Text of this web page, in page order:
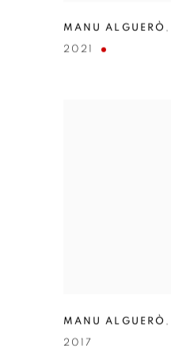
MANU ALGUERÒ ,
2021
MANU ALGUERÒ ,
2017